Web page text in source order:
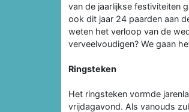
van de jaarlijkse festiviteiten
ook dit jaar 24 paarden aan
weten het verloop van de
verveelvoudigen? We gaan
Ringsteken
Het ringsteken vormde
vrijdagavond. Als vanouds